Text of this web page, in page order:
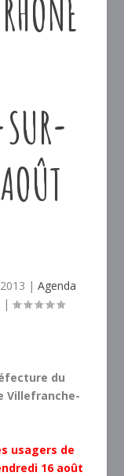
| Agenda
|
du
Villefranche-
usagers de
16 août